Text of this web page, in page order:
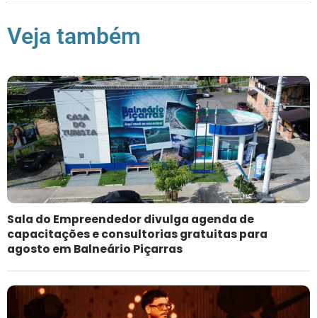
Veja também
Sala do Empreendedor divulga agenda de
capacitações e consultorias gratuitas para
agosto em Balneário Piçarras